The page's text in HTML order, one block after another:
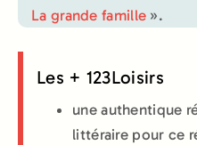
La grande famille ».
Les + 123Loisirs
une authentique
littéraire pour ce